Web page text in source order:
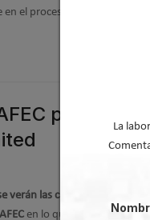
el proceso de
para vivir
las caras en la Liga
en lo que se convertirá en
La